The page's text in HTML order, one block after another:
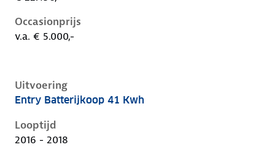
Occasionprijs
v.a. € 5.000,-
Uitvoering
Renault Zoe i, 41 kwh, 68 kW, Elektrisch, 5 deuren
Entry Batterijkoop 41 Kwh
Looptijd
2016 - 2018